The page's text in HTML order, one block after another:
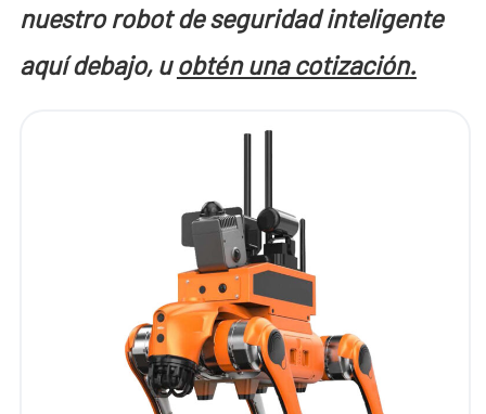
- - ND-IM005 Sistema Estándar de Intercepción Wi-Fi
- Robot de Seguridad Inteligente
- - ND-IR001 Perro Robótico Inteligente
- - ND-IR003 Robot Eliminador de Artefactos Explosivos
- - ND-UR002 Vehículo Operado Remotamente
- Solución Anti-Dron
nuestro robot de seguridad inteligente
aquí debajo, uobtén una cotización.